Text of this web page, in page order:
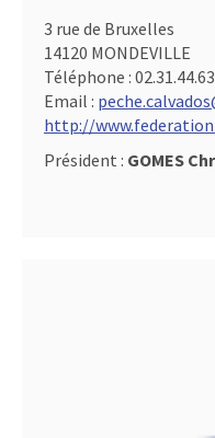
3 rue de Bruxelles
14120 MONDEVILLE
Téléphone :
Email :
http://
Président : GOMES